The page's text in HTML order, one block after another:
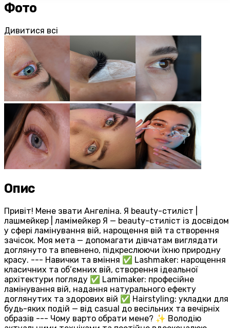
Фото
Дивитися всі
Опис
Привіт! Мене звати Ангеліна. Я beauty-стиліст |
лашмейкер | ламімейкер Я — beauty-стиліст із досвідом
у сфері ламінування вій, нарощення вій та створення
зачісок. Моя мета — допомагати дівчатам виглядати
доглянуто та впевнено, підкреслюючи їхню природну
красу. --- Навички та вміння ✅ Lashmaker: нарощення
класичних та об’ємних вій, створення ідеальної
архітектури погляду ✅ Lamimaker: професійне
ламінування вій, надання натурального ефекту
доглянутих та здорових вій ✅ Hairstyling: укладки для
будь-яких подій — від casual до весільних та вечірніх
образів --- Чому варто обрати мене? ✨ Володію